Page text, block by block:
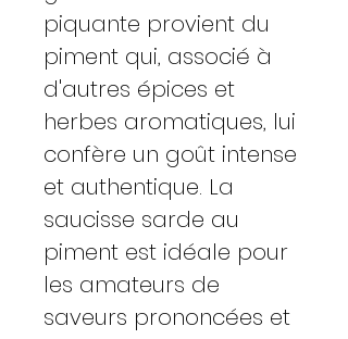
piquante provient du
piment qui, associé à
d'autres épices et
herbes aromatiques, lui
confère un goût intense
et authentique. La
saucisse sarde au
piment est idéale pour
les amateurs de
saveurs prononcées et